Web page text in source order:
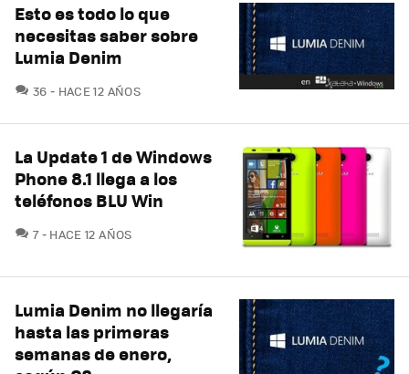
Esto es todo lo que
necesitas saber sobre
Lumia Denim
36 COMENTARIOS
HACE 12 AÑOS
La Update 1 de Windows
Phone 8.1 llega a los
teléfonos BLU Win
7COMENTARIOS
HACE 12 AÑOS
Lumia Denim no llegaría
hasta las primeras
semanas de enero,